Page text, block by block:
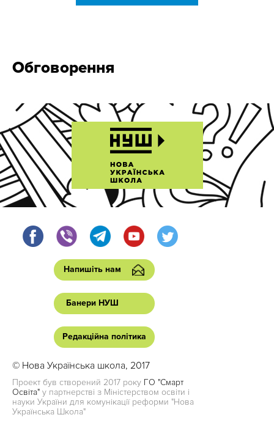
Обговорення
Напишіть нам
Банери НУШ
Редакційна політика
© Нова Українська школа, 2017
Проект був створений 2017 року ГО "Смарт
Освіта" у партнерстві з Міністерством освіти і
науки України для комунікації реформи "Нова
Українська Школа"